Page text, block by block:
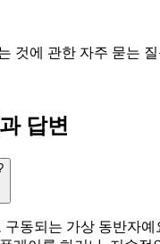
것에 관한 자주 묻는
답변
동되는 가상 동반자